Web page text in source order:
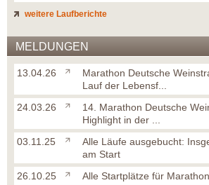
weitere Laufberichte
MELDUNGEN
13.04.26
Marathon Deutsche
Lauf der Lebensf...
24.03.26
14. Marathon Deutsche
Highlight in der ...
03.11.25
Alle Läufe ausgebucht:
am Start
26.10.25
Alle Startplätze für